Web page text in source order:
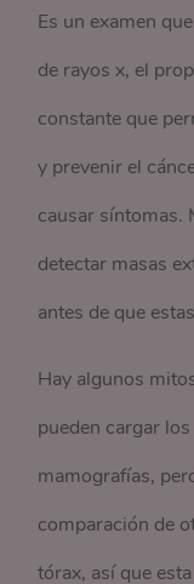
Es un examen
de rayos x, el
constante que
y prevenir el
causar síntomas.
detectar masas
antes de que
Hay algunos
pueden cargar
mamografías,
comparación de
tórax, así que